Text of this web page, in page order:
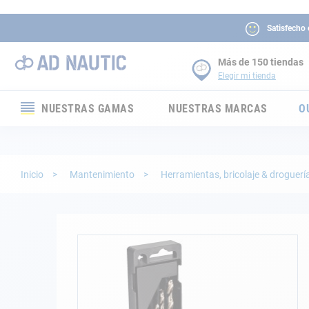
Satisfecho
Más de 150 tiendas
Elegir mi tienda
NUESTRAS GAMAS
Electricidad
NUESTRAS MARCAS
Inicio Mantenimiento Herramientas, bricolaje &